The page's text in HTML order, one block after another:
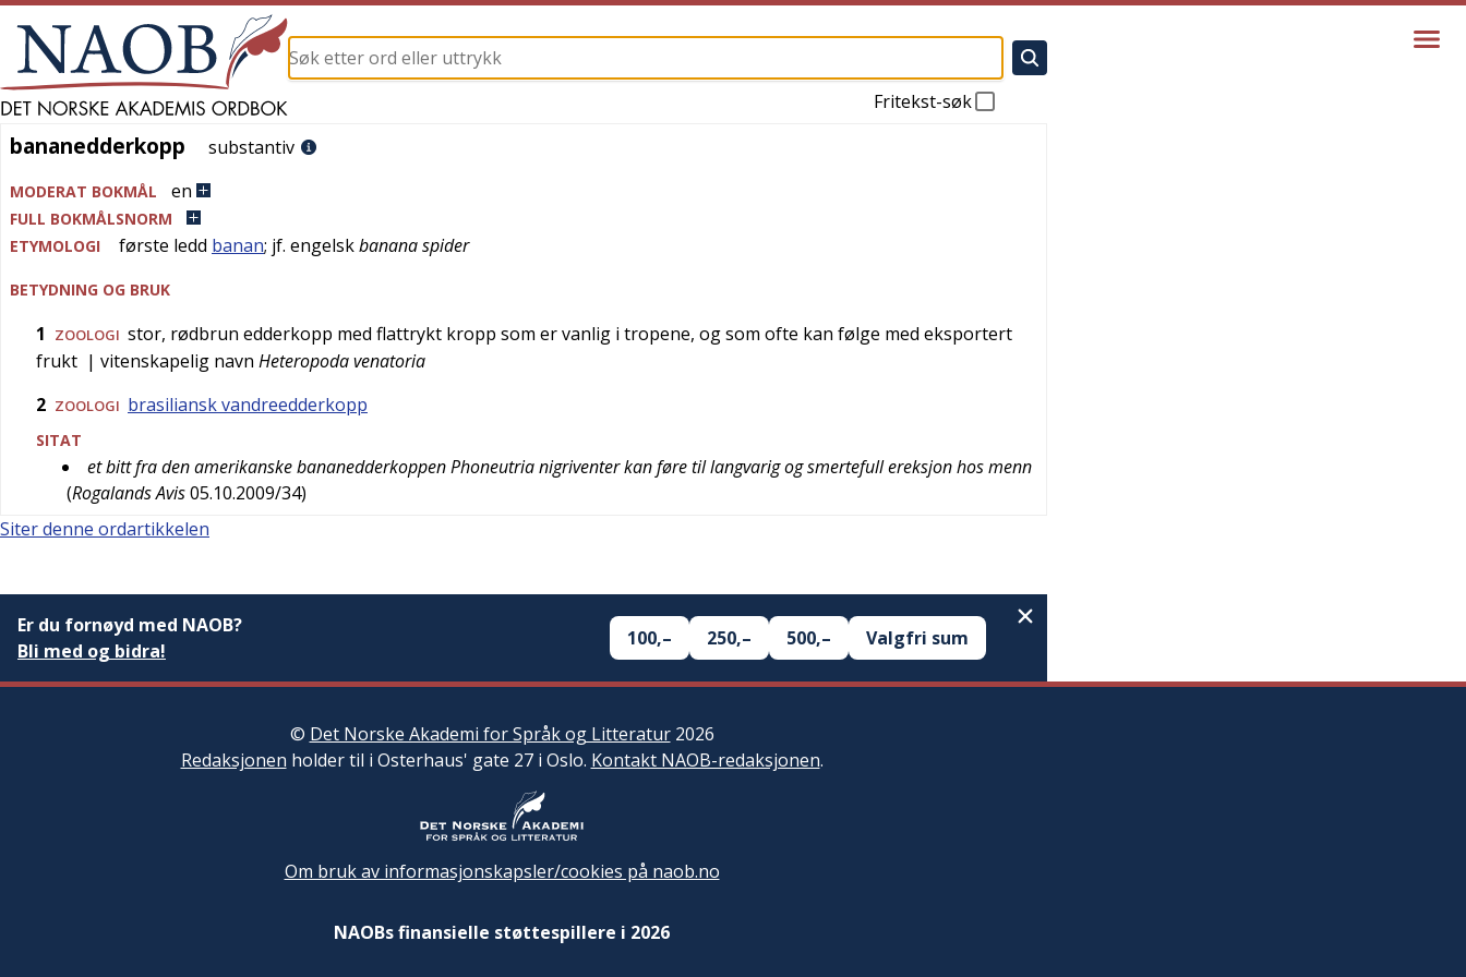
Fritekst-søk
bananedderkopp
bananedderkopp substantiv
MODERAT BOKMÅL en
FULL BOKMÅLSNORM
ETYMOLOGI
første ledd banan; jf. engelskbanana spider
BETYDNING OG BRUK
1 ZOOLOGI stor, rødbrun edderkopp med flattrykt kropp som er vanlig i tropene, og som ofte kan følge med eksportert
frukt | vitenskapelig navn Heteropoda venatoria
2 ZOOLOGI brasiliansk vandreedderkopp
SITAT
et bitt fra den amerikanske bananedderkoppen Phoneutria nigriventer kan føre til langvarig og smertefull ereksjon hos menn
(Rogalands Avis05.10.2009/34)
Siter denne ordartikkelen
Er du fornøyd med NAOB?
Bli med og bidra!
100,– 250,– 500,– Valgfri sum
© Det Norske Akademi for Språk og Litteratur2026
Redaksjonen holder til i Osterhaus' gate 27 i Oslo. Kontakt NAOB-redaksjonen.
Om bruk av informasjonskapsler/cookies på naob.no
NAOBs finansielle støttespillere i 2026